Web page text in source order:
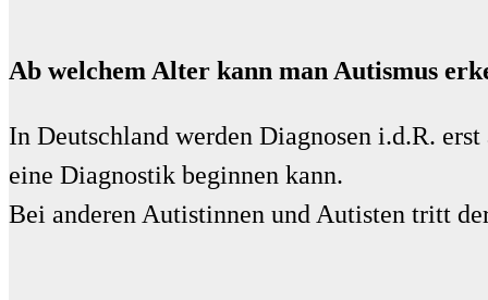
Ab welchem Alter kann man Autismus
In Deutschland werden Diagnosen i.d.R.
eine Diagnostik beginnen kann.
Bei anderen Autistinnen und Autisten tritt